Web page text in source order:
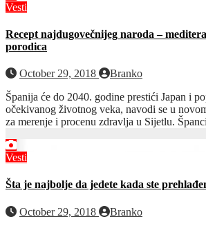
Vesti
Recept najdugovečnijeg naroda –
porodica
October 29, 2018
Branko
Španija će do 2040. godine prestići Japan i
očekivanog životnog veka, navodi se u
za merenje i procenu zdravlja u Sijetlu.
Vesti
Šta je najbolje da jedete kada ste
October 29, 2018
Branko